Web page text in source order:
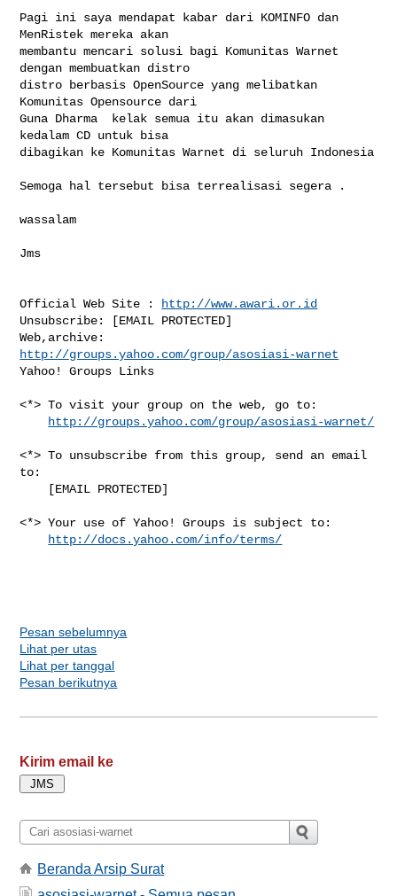
Pagi ini saya mendapat kabar dari KOMINFO dan
MenRistek mereka akan
membantu mencari solusi bagi Komunitas Warnet
dengan membuatkan distro
distro berbasis OpenSource yang melibatkan
Komunitas Opensource dari
Guna Dharma  kelak semua itu akan dimasukan
kedalam CD untuk bisa
dibagikan ke Komunitas Warnet di seluruh Indonesia
Semoga hal tersebut bisa terrealisasi segera .
wassalam
Jms
Official Web Site :
http://www.awari.or.id
Unsubscribe: [EMAIL PROTECTED]
http://groups.yahoo.com/group/asosiasi-warnet
Yahoo! Groups Links
<*> To visit your group on the web, go to:
http://groups.yahoo.com/group/asosiasi-warnet/
<*> To unsubscribe from this group, send an email
to:
<*> Your use of Yahoo! Groups is subject to:
http://docs.yahoo.com/info/terms/
Pesan sebelumnya
Lihat per utas
Lihat per tanggal
Pesan berikutnya
Kirim email ke
Beranda Arsip Surat